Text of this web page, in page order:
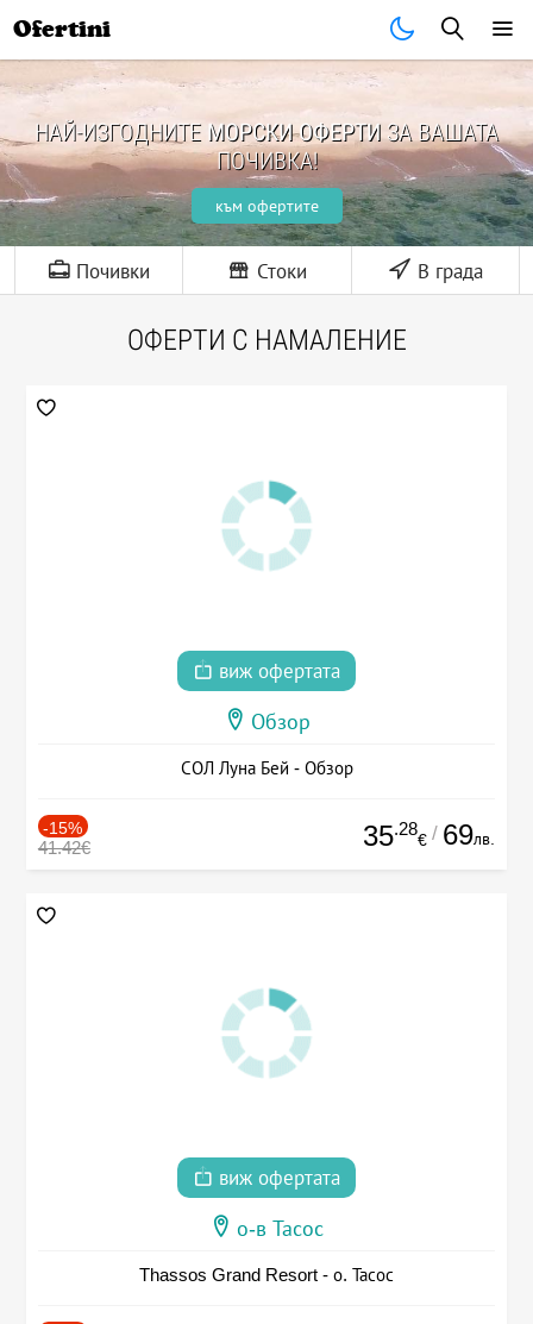
Ofertini
НАЙ-ИЗГОДНИТЕ МОРСКИ ОФЕРТИЗА ВАШАТА
ПОЧИВКА!
към офертите
Почивки Стоки В града
ОФЕРТИ С НАМАЛЕНИЕ
виж офертата
Обзор
СОЛ Луна Бей - Обзор
-15%
41.42€ 35.28
€ / 69лв.
виж офертата
о-в Тасос
Thassos Grand Resort - о. Тасос